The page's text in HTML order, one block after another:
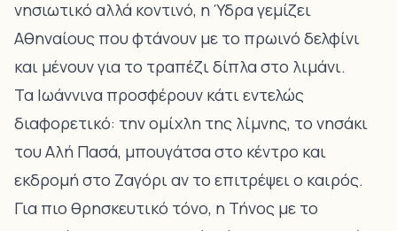
νησιωτικό αλλά κοντινό, η Ύδρα γεμίζει
Αθηναίους που φτάνουν με το πρωινό δελφίνι
και μένουν για το τραπέζι δίπλα στο λιμάνι.
Τα Ιωάννινα προσφέρουν κάτι εντελώς
διαφορετικό: την ομίχλη της λίμνης, το νησάκι
του Αλή Πασά, μπουγάτσα στο κέντρο και
εκδρομή στο Ζαγόρι αν το επιτρέψει ο καιρός.
Για πιο θρησκευτικό τόνο, η Τήνος με το